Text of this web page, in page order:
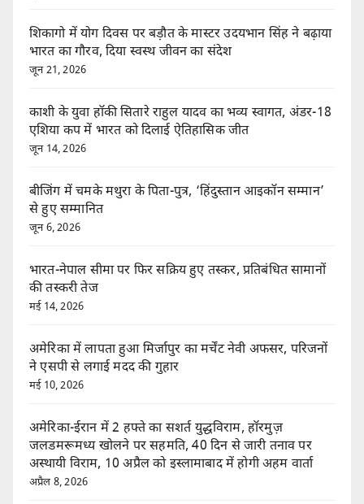
शिकागो में योग दिवस पर बड़ौत के मास्टर उदयभान सिंह ने बढ़ाया
भारत का गौरव, दिया स्वस्थ जीवन का संदेश
जून 21, 2026
काशी के युवा हॉकी सितारे राहुल यादव का भव्य स्वागत, अंडर-18
एशिया कप में भारत को दिलाई ऐतिहासिक जीत
जून 14, 2026
बीजिंग में चमके मथुरा के पिता-पुत्र, ‘हिंदुस्तान आइकॉन सम्मान’
से हुए सम्मानित
जून 6, 2026
भारत-नेपाल सीमा पर फिर सक्रिय हुए तस्कर, प्रतिबंधित सामानों
की तस्करी तेज
मई 14, 2026
अमेरिका में लापता हुआ मिर्जापुर का मर्चेंट नेवी अफसर, परिजनों
ने एसपी से लगाई मदद की गुहार
मई 10, 2026
अमेरिका-ईरान में 2 हफ्ते का सशर्त युद्धविराम, हॉरमुज़
जलडमरूमध्य खोलने पर सहमति, 40 दिन से जारी तनाव पर
अस्थायी विराम, 10 अप्रैल को इस्लामाबाद में होगी अहम वार्ता
अप्रैल 8, 2026